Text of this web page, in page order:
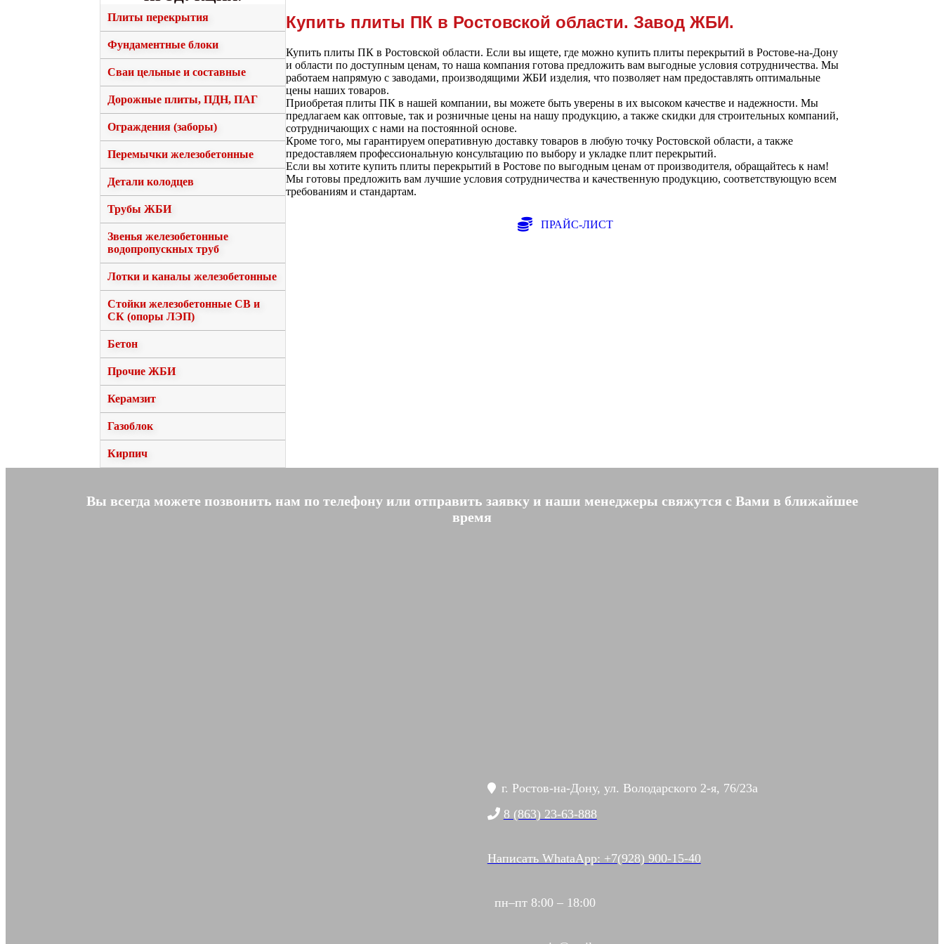
Плиты перекрытия
Фундаментные блоки
Сваи цельные и составные
Дорожные плиты, ПДН, ПАГ
Ограждения (заборы)
Перемычки железобетонные
Детали колодцев
Трубы ЖБИ
Звенья железобетонные
водопропускных труб
Лотки и каналы железобетонные
Стойки железобетонные СВ и
СК (опоры ЛЭП)
Бетон
Прочие ЖБИ
Керамзит
Газоблок
Кирпич
Купить плиты ПК в Ростовской области. Завод ЖБИ.
Купить плиты ПК в Ростовской области. Если вы ищете, где можно купить плиты перекрытий в Ростове-на-Дону
и области по доступным ценам, то наша компания готова предложить вам выгодные условия сотрудничества. Мы
работаем напрямую с заводами, производящими ЖБИ изделия, что позволяет нам предоставлять оптимальные
цены наших товаров.
Приобретая плиты ПК в нашей компании, вы можете быть уверены в их высоком качестве и надежности. Мы
предлагаем как оптовые, так и розничные цены на нашу продукцию, а также скидки для строительных компаний,
сотрудничающих с нами на постоянной основе.
Кроме того, мы гарантируем оперативную доставку товаров в любую точку Ростовской области, а также
предоставляем профессиональную консультацию по выбору и укладке плит перекрытий.
Если вы хотите купить плиты перекрытий в Ростове по выгодным ценам от производителя, обращайтесь к нам!
Мы готовы предложить вам лучшие условия сотрудничества и качественную продукцию, соответствующую всем
требованиям и стандартам.
ПРАЙС-ЛИСТ
Вы всегда можете позвонить нам по телефону или отправить заявку и наши менеджеры свяжутся с Вами в ближайшее
время
г. Ростов-на-Дону, ул. Володарского 2-я, 76/23а
8 (863) 23-63-888
Написать WhataApp: +7(928) 900-15-40
пн–пт 8:00 – 18:00